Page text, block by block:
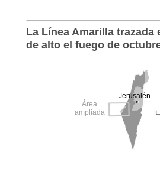
La Línea Amarilla trazada
de alto el fuego de
Jerusalén
Área
ampliada